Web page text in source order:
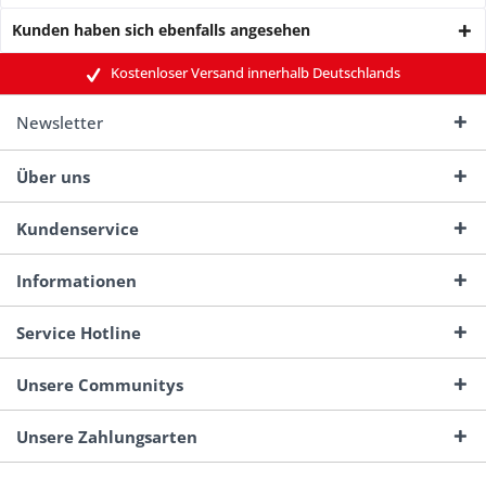
Kunden haben sich ebenfalls angesehen
Kostenloser Versand innerhalb Deutschlands
Newsletter
Über uns
Kundenservice
Informationen
Service Hotline
Unsere Communitys
Unsere Zahlungsarten